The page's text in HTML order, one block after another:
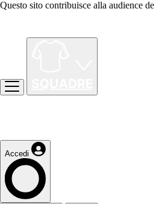
Questo sito contribuisce alla audience de
Accedi